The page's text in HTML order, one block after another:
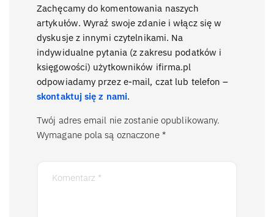
Zachęcamy do komentowania naszych
artykułów. Wyraź swoje zdanie i włącz się w
dyskusje z innymi czytelnikami. Na
indywidualne pytania (z zakresu podatków i
księgowości) użytkowników ifirma.pl
odpowiadamy przez e-mail, czat lub telefon –
skontaktuj się z nami.
Twój adres email nie zostanie opublikowany.
Wymagane pola są oznaczone *